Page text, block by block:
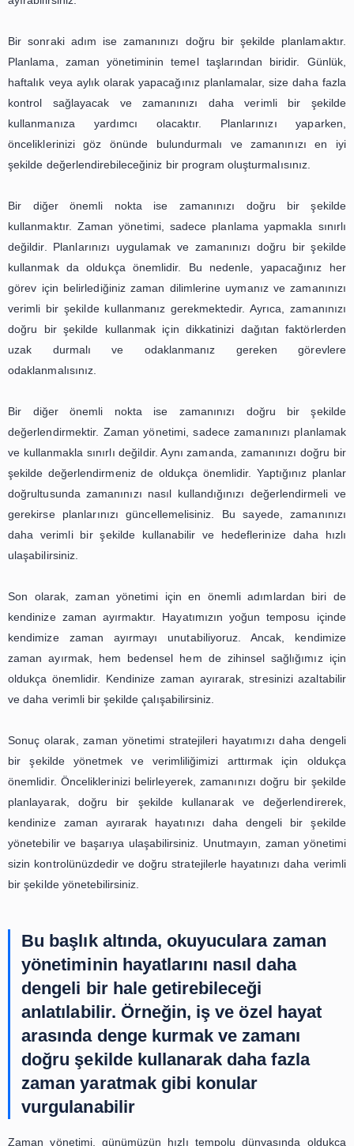
yardımcı olabilir. Örneğin, gününüzü planlamak ve
düşürmenize yardımcı olabilir.
Bir sonraki adım, zaman yönetimi stratejileri
önemlilerinden biri olan zamanı doğru kullanmaktır.
etkili bir şekilde kullanmak için, önceliklerinizi
göre planlama yapın. Örneğin, günün en verimli
önemli ve zor işlerinizi yapın. Böylece, daha az
zaman ayırırken daha az stres yaşayabilirsiniz.
Bir diğer önemli strateji ise zamanı bölüştürmektir.
işlerini tamamlamak için yeterli zamanları
eder. Ancak, zamanı doğru bölüştürmek, daha fazla işi
sürede tamamlamanıza yardımcı olabilir. Örneğin,
önceden belirleyin ve böylece toplantıda daha verimli
zaman geçirebilirsiniz.
Bir başka önemli strateji ise zamanı takip
yönetimi, zamanı doğru kullanmak kadar, zamanı takip
önemlidir. Örneğin, bir işe başlamadan önce ne
harcayacağınızı tahmin edin ve buna göre
edebilir ve zamanınızı daha verimli bir şekilde
Son olarak, zaman yönetimi stratejileri arasında en
biri de mola vermektir. Sürekli çalışmak,
seviyenizin artmasına neden olabilir. Bu nedenle, düzenli
şekilde çalışmanıza yardımcı olabilir.
Sonuç olarak, zaman yönetimi stratejileri, verimliliği ve
artırmak için oldukça önemlidir. Zamanı etkili bir şekilde
stresi azaltmak ve iş yükünü dengelemek için bu
hayatınıza uygulayarak zaman yönetimi becerilerinizi
deneyin.
Zaman Yönetimi ve Öncelikler:
Hayatınızı Daha Dengeli Bir
Yönetin
Zaman yönetimi, günümüzün hızlı tempolu